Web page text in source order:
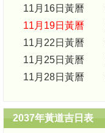
11月16日黃曆
11月19日黃曆
11月22日黃曆
11月25日黃曆
11月28日黃曆
2037年黃道吉日表